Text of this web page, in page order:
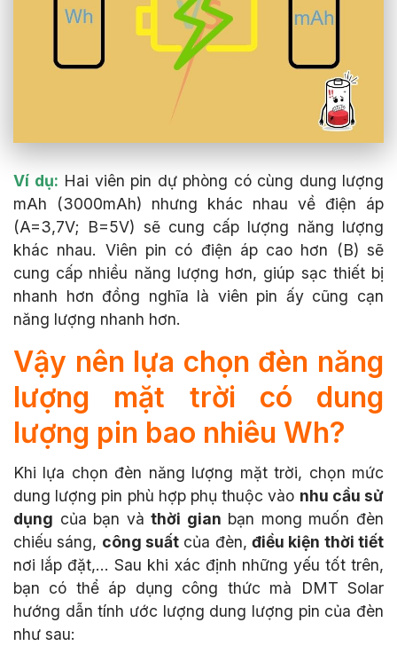
Ví dụ: Hai viên pin dự phòng có cùng dung lượng
mAh (3000mAh) nhưng khác nhau về điện áp
(A=3,7V; B=5V) sẽ cung cấp lượng năng lượng
khác nhau. Viên pin có điện áp cao hơn (B) sẽ
cung cấp nhiều năng lượng hơn, giúp sạc thiết bị
nhanh hơn đồng nghĩa là viên pin ấy cũng cạn
năng lượng nhanh hơn.
Vậy nên lựa chọn đèn năng
lượng mặt trời có dung
lượng pin bao nhiêu Wh?
Khi lựa chọn đèn năng lượng mặt trời, chọn mức
dung lượng pin phù hợp phụ thuộc vào nhu cầu sử
dụng của bạn vàthời gian bạn mong muốn đèn
chiếu sáng, công suất của đèn,điều kiện thời tiết
nơi lắp đặt,... Sau khi xác định những yếu tốt trên,
bạn có thể áp dụng công thức mà DMT Solar
hướng dẫn tính ước lượng dung lượng pin của đèn
như sau: